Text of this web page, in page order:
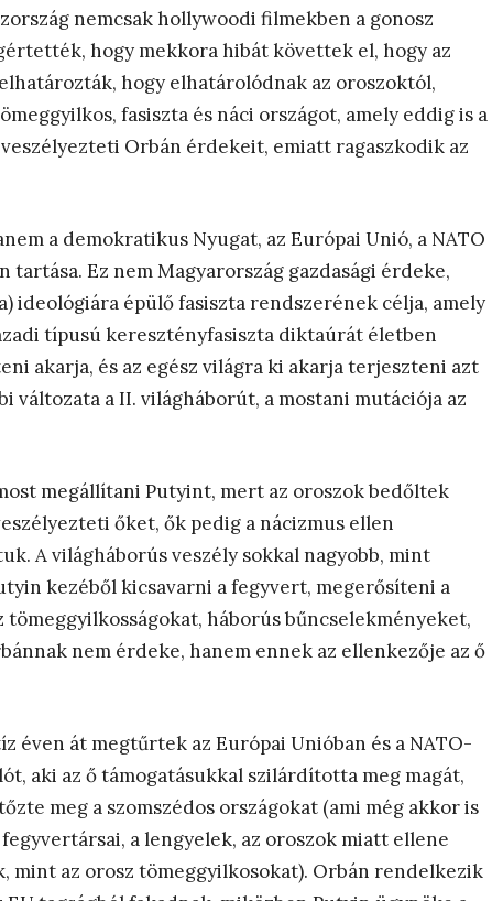
nemcsak hollywoodi filmekben a gonosz
hogy mekkora hibát követtek el, hogy az
hogy elhatárolódnak az oroszoktól,
fasiszta és náci országot, amely eddig is a
Orbán érdekeit, emiatt ragaszkodik az
a demokratikus Nyugat, az Európai Unió, a NATO
tartása. Ez nem Magyarország gazdasági érdeke,
ideológiára épülő fasiszta rendszerének célja, amely
típusú keresztényfasiszta diktaúrát életben
akarja, és az egész világra ki akarja terjeszteni azt
változata a II. világháborút, a mostani mutációja az
megállítani Putyint, mert az oroszok bedőltek
őket, ők pedig a nácizmus ellen
A világháborús veszély sokkal nagyobb, mint
kezéből kicsavarni a fegyvert, megerősíteni a
háborús bűncselekményeket,
nem érdeke, hanem ennek az ellenkezője az ő
éven át megtűrtek az Európai Unióban és a NATO-
aki az ő támogatásukkal szilárdította meg magát,
meg a szomszédos országokat (ami még akkor is
a lengyelek, az oroszok miatt ellene
mint az orosz tömeggyilkosokat). Orbán rendelkezik